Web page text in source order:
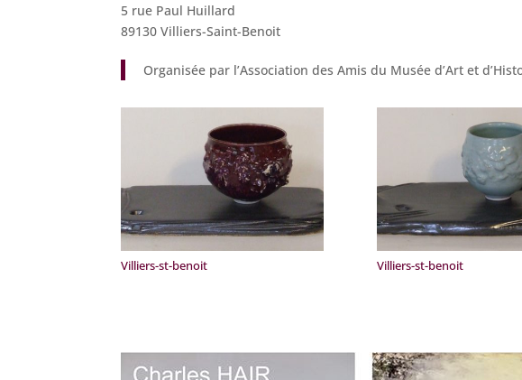
5 rue Paul Huillard
89130 Villiers-Saint-Benoit
Organisée par l’Association des Amis du Musée d’Art et
Villiers-st-benoit Villiers-st-benoit